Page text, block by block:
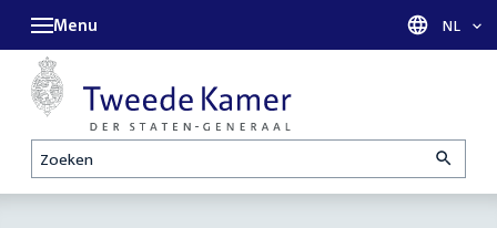
Zoeken
Menu Taal
NL